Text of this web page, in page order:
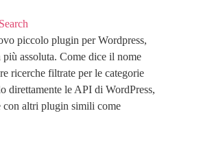
piccolo plugin per Wordpress,
più assoluta. Come dice il nome
ricerche filtrate per le categorie
direttamente le API di WordPress,
con altri plugin simili come
Il plugin può essere